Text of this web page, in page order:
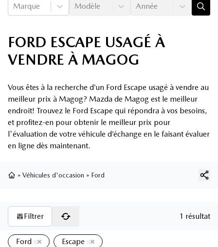
Marque
Modèle Année
FORD ESCAPE USAGÉ À
VENDRE À MAGOG
Vous êtes à la recherche d’un Ford Escape usagé à vendre au
meilleur prix à Magog? Mazda de Magog est le meilleur
endroit! Trouvez le Ford Escape qui répondra à vos besoins,
et profitez-en pour obtenir le meilleur prix pour
l'évaluation de votre véhicule d’échange en le faisant évaluer
en ligne dès maintenant.
» Véhicules d'occasion » Ford
Filtrer 1 résultat
Ford Escape